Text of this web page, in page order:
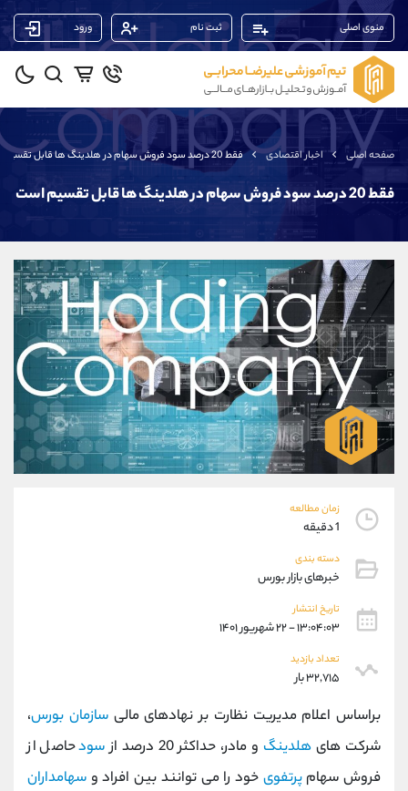
منوی اصلی ثبت نام ورود
صفحه اصلی اخبار اقتصادی فقط 20 درصد سود فروش سهام در هلدینگ ها قابل تقسیم است
فقط 20 درصد سود فروش سهام در هلدینگ ها قابل تقسیم است
زمان مطالعه
1 دقیقه
دسته بندی
خبرهای بازار بورس
تاریخ انتشار
۱۳:۰۴:۰۳ - ۲۲ شهریور ۱۴۰۱
تعداد بازدید
۳۲,۷۱۵ بار
براساس اعلام مدیریت نظارت بر نهادهای مالیسازمان بورس،
شرکت های هلدینگ و مادر، حداکثر 20 درصد از سودحاصل از
فروش سهامپرتفوی خود را می توانند بین افراد و سهامداران
پشتیبان فروش (ایمان پوراسماعیلی)
موبایل 09927779040
واتساپ شروع گفتگو
تلگرام @Armteam_admin_por
داخلی
پشتیبان فروش
موبایل 09101364784
واتساپ شروع گفتگو
تلگرام @Armteam_admin_104
داخلی 104
پشتیبان فروش (محسن یزدی)
موبایل 09304891085
واتساپ شروع گفتگو
تلگرام @Armteam_admin_103
پشتیبان فروش
موبایل
واتساپ
تلگرام
داخلی
اطلاعات تماس (دفتر فروش)
تلفن 021-22021030
بدون پیش شماره 90001030
اینستاگرام @alireza.mehrabii